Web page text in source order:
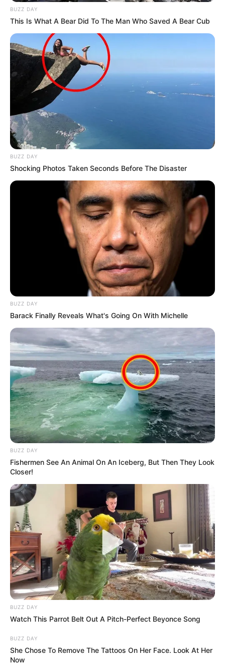
BUZZ DAY
This Is What A Bear Did To The Man Who Saved A Bear Cub
BUZZ DAY
Shocking Photos Taken Seconds Before The Disaster
BUZZ DAY
Barack Finally Reveals What's Going On With Michelle
BUZZ DAY
Fishermen See An Animal On An Iceberg, But Then They Look
Closer!
BUZZ DAY
Watch This Parrot Belt Out A Pitch-Perfect Beyonce Song
BUZZ DAY
She Chose To Remove The Tattoos On Her Face. Look At Her
Now